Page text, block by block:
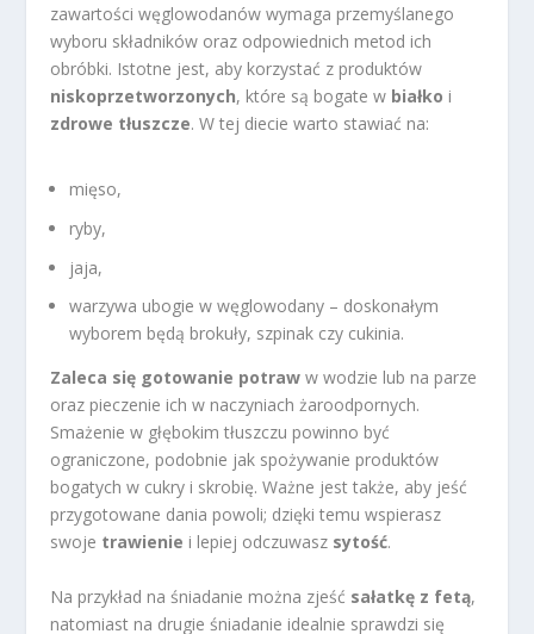
zawartości węglowodanów wymaga przemyślanego
wyboru składników oraz odpowiednich metod ich
obróbki. Istotne jest, aby korzystać z produktów
niskoprzetworzonych, które są bogate w białko i
zdrowe tłuszcze. W tej diecie warto stawiać na:
mięso,
ryby,
jaja,
warzywa ubogie w węglowodany – doskonałym
wyborem będą brokuły, szpinak czy cukinia.
Zaleca się gotowanie potraw w wodzie lub na parze
oraz pieczenie ich w naczyniach żaroodpornych.
Smażenie w głębokim tłuszczu powinno być
ograniczone, podobnie jak spożywanie produktów
bogatych w cukry i skrobię. Ważne jest także, aby jeść
przygotowane dania powoli; dzięki temu wspierasz
swoje trawienie i lepiej odczuwasz sytość.
Na przykład na śniadanie można zjeść sałatkę z fetą,
natomiast na drugie śniadanie idealnie sprawdzi się